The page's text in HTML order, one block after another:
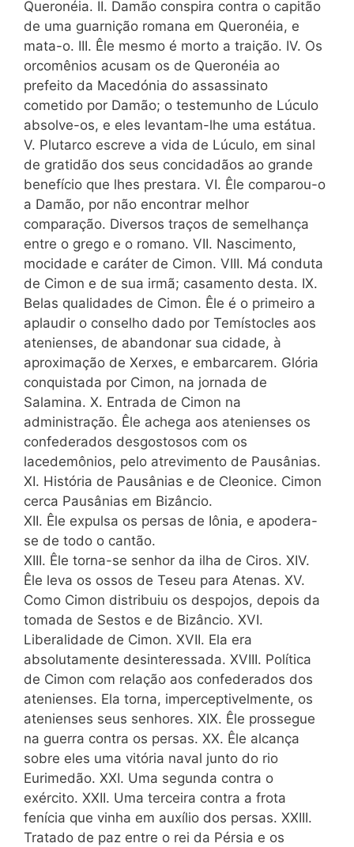
Queronéia. II. Damão conspira contra o capitão
de uma guarnição romana em Queronéia, e
mata-o. III. Êle mesmo é morto a traição. IV. Os
orcomênios acusam os de Queronéia ao
prefeito da Macedónia do assassinato
cometido por Damão; o testemunho de Lúculo
absolve-os, e eles levantam-lhe uma estátua.
V. Plutarco escreve a vida de Lúculo, em sinal
de gratidão dos seus concidadãos ao grande
benefício que lhes prestara. VI. Êle comparou-o
a Damão, por não encontrar melhor
comparação. Diversos traços de semelhança
entre o grego e o romano. VII. Nascimento,
mocidade e caráter de Cimon. VIII. Má conduta
de Cimon e de sua irmã; casamento desta. IX.
Belas qualidades de Cimon. Êle é o primeiro a
aplaudir o conselho dado por Temístocles aos
atenienses, de abandonar sua cidade, à
aproximação de Xerxes, e embarcarem. Glória
conquistada por Cimon, na jornada de
Salamina. X. Entrada de Cimon na
administração. Êle achega aos atenienses os
confederados desgostosos com os
lacedemônios, pelo atrevimento de Pausânias.
XI. História de Pausânias e de Cleonice. Cimon
cerca Pausânias em Bizâncio.
XII. Êle expulsa os persas de Iônia, e apodera-
se de todo o cantão.
XIII. Êle torna-se senhor da ilha de Ciros. XIV.
Êle leva os ossos de Teseu para Atenas. XV.
Como Cimon distribuiu os despojos, depois da
tomada de Sestos e de Bizâncio. XVI.
Liberalidade de Cimon. XVII. Ela era
absolutamente desinteressada. XVIII. Política
de Cimon com relação aos confederados dos
atenienses. Ela torna, imperceptivelmente, os
atenienses seus senhores. XIX. Êle prossegue
na guerra contra os persas. XX. Êle alcança
sobre eles uma vitória naval junto do rio
Eurimedão. XXI. Uma segunda contra o
exército. XXII. Uma terceira contra a frota
fenícia que vinha em auxílio dos persas. XXIII.
Tratado de paz entre o rei da Pérsia e os